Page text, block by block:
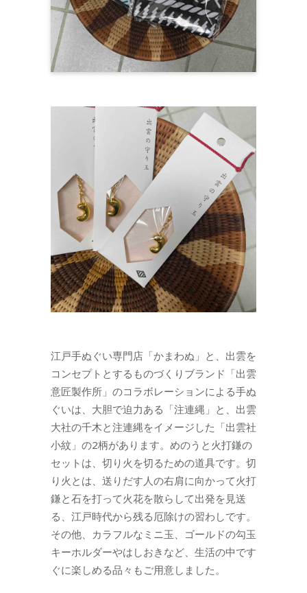
江戸手ぬぐい専門店「かまわぬ」と、出雲を
コンセプトとするものづくりブランド「出雲
意匠製作所」のコラボレーションによる手ぬ
ぐいは、大胆で迫力ある「注連縄」と、出雲
大社の千木と注連縄をイメージした「出雲社
小紋」の2柄があります。めのうと火打鎌の
セットは、切り火を切るための道具です。切
り火とは、送りだす人の右肩に向かって火打
鎌と石を打って火花を散らして出発を見送
る、江戸時代から残る厄除けの習わしです。
その他、カラフルなミニ玉、ゴールドの勾玉
キーホルダーやはしおきなど、生活の中です
ぐに楽しめる品々もご用意しました。